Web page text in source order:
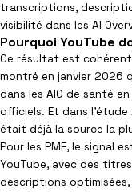
transcriptions,
visibilité dans les AI
Pourquoi YouTube
Ce résultat est cohérent
montré en janvier 2026
dans les AIO de santé
officiels. Et dans l’étude
était déjà la source la
Pour les PME, le signal
YouTube, avec des
descriptions